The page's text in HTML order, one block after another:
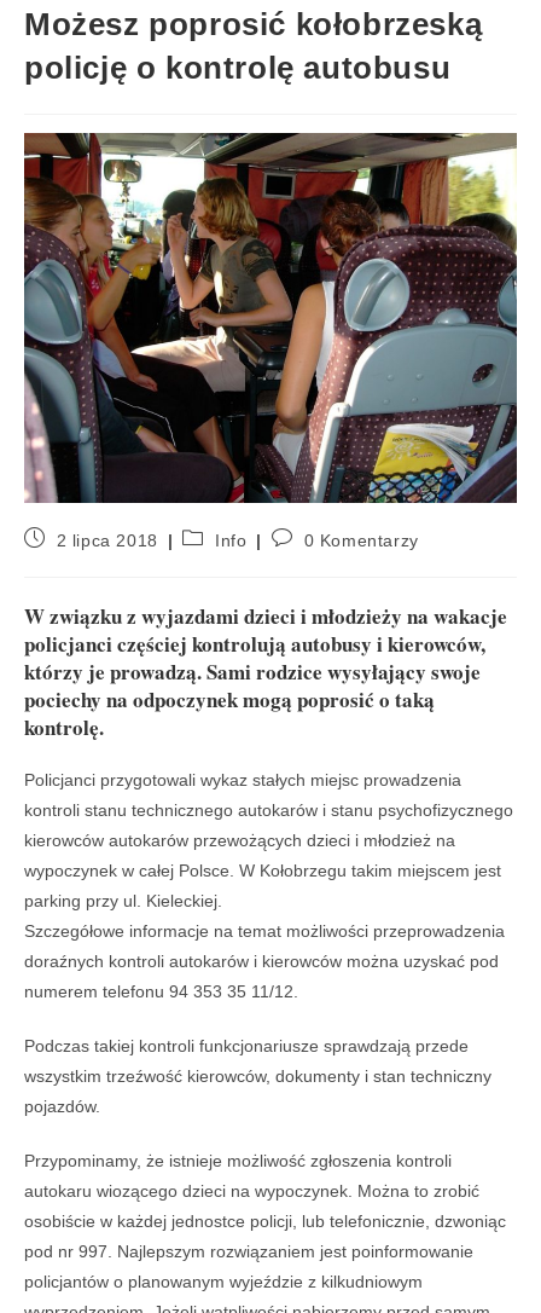
Możesz poprosić kołobrzeską
policję o kontrolę autobusu
2 lipca 2018 Info 0 Komentarzy
W związku z wyjazdami dzieci i młodzieży na wakacje
policjanci częściej kontrolują autobusy i kierowców,
którzy je prowadzą. Sami rodzice wysyłający swoje
pociechy na odpoczynek mogą poprosić o taką
kontrolę.
Policjanci przygotowali wykaz stałych miejsc prowadzenia
kontroli stanu technicznego autokarów i stanu psychofizycznego
kierowców autokarów przewożących dzieci i młodzież na
wypoczynek w całej Polsce. W Kołobrzegu takim miejscem jest
parking przy ul. Kieleckiej.
Szczegółowe informacje na temat możliwości przeprowadzenia
doraźnych kontroli autokarów i kierowców można uzyskać pod
numerem telefonu 94 353 35 11/12.
Podczas takiej kontroli funkcjonariusze sprawdzają przede
wszystkim trzeźwość kierowców, dokumenty i stan techniczny
pojazdów.
Przypominamy, że istnieje możliwość zgłoszenia kontroli
autokaru wiozącego dzieci na wypoczynek. Można to zrobić
osobiście w każdej jednostce policji, lub telefonicznie, dzwoniąc
pod nr 997. Najlepszym rozwiązaniem jest poinformowanie
policjantów o planowanym wyjeździe z kilkudniowym